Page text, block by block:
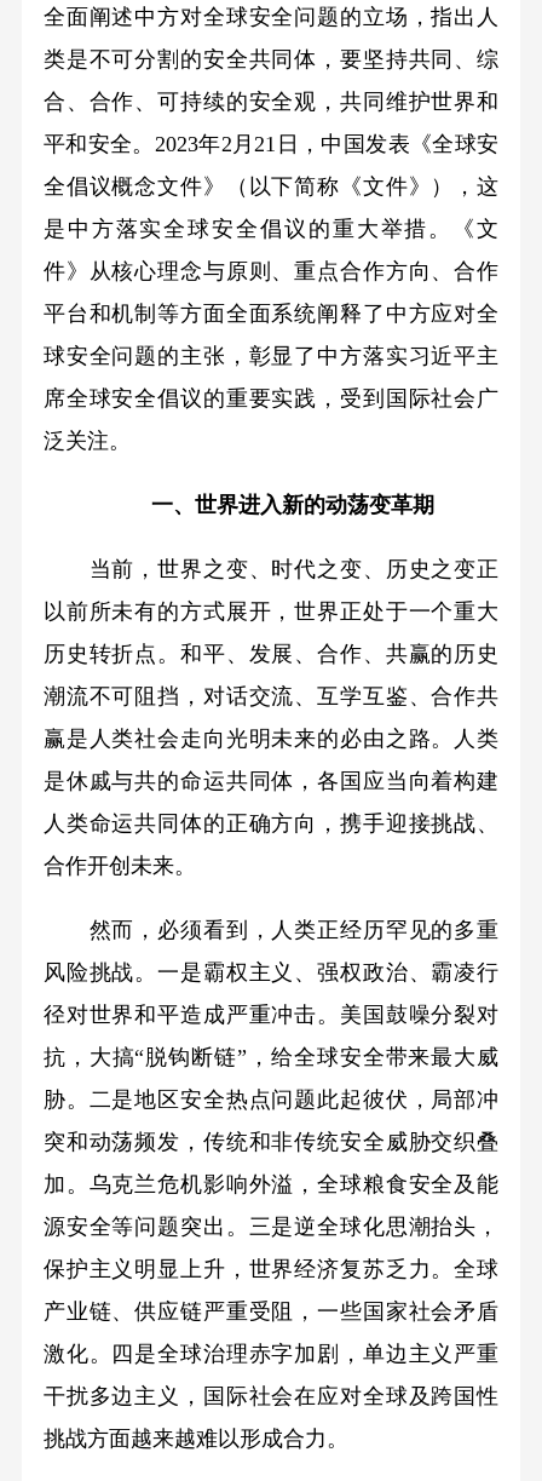
全面阐述中方对全球安全问题的立场，指出人
类是不可分割的安全共同体，要坚持共同、综
合、合作、可持续的安全观，共同维护世界和
平和安全。2023年2月21日，中国发表《全球安
全倡议概念文件》（以下简称《文件》），这
是中方落实全球安全倡议的重大举措。《文
件》从核心理念与原则、重点合作方向、合作
平台和机制等方面全面系统阐释了中方应对全
球安全问题的主张，彰显了中方落实习近平主
席全球安全倡议的重要实践，受到国际社会广
泛关注。
一、世界进入新的动荡变革期
当前，世界之变、时代之变、历史之变正
以前所未有的方式展开，世界正处于一个重大
历史转折点。和平、发展、合作、共赢的历史
潮流不可阻挡，对话交流、互学互鉴、合作共
赢是人类社会走向光明未来的必由之路。人类
是休戚与共的命运共同体，各国应当向着构建
人类命运共同体的正确方向，携手迎接挑战、
合作开创未来。
然而，必须看到，人类正经历罕见的多重
风险挑战。一是霸权主义、强权政治、霸凌行
径对世界和平造成严重冲击。美国鼓噪分裂对
抗，大搞“脱钩断链”，给全球安全带来最大威
胁。二是地区安全热点问题此起彼伏，局部冲
突和动荡频发，传统和非传统安全威胁交织叠
加。乌克兰危机影响外溢，全球粮食安全及能
源安全等问题突出。三是逆全球化思潮抬头，
保护主义明显上升，世界经济复苏乏力。全球
产业链、供应链严重受阻，一些国家社会矛盾
激化。四是全球治理赤字加剧，单边主义严重
干扰多边主义，国际社会在应对全球及跨国性
挑战方面越来越难以形成合力。